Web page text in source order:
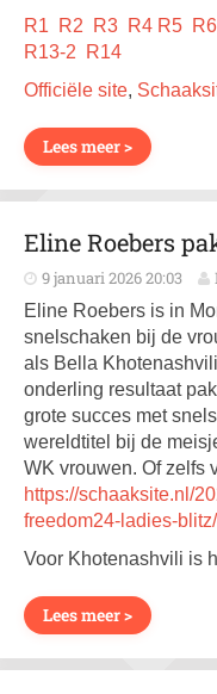
R1
R2 R3 R4 R5 R6
R13-2
R14
Officiële site,
Lees meer >
Eline Roebers
9 januari 2026 20:03
Eline Roebers is in
snelschaken bij de
als Bella
onderling resultaat
grote succes met
wereldtitel bij de
WK vrouwen. Of zelfs
https://schaaksite.nl/
freedom24-ladies-blitz/
Voor Khotenashvili is
Lees meer >